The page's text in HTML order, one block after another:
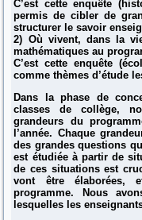
C’est cette enquête
permis de cibler de
structurer le savoir
2) Où vivent, dans la
mathématiques au
C’est cette enquête
comme thèmes d’étude
Dans la phase de
classes de collège,
grandeurs du
l’année. Chaque
des grandes questions
est étudiée à partir de
de ces situations est
vont être élaborées,
programme. Nous
lesquelles les